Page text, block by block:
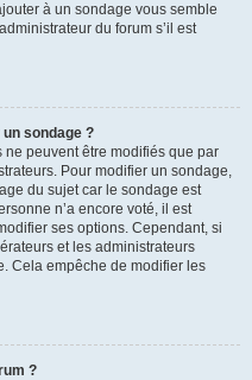
à un sondage vous semble
du forum s’il est
sondage ?
peuvent être modifiés que par
Pour modifier un sondage,
du sujet car le sondage est
n’a encore voté, il est
ses options. Cependant, si
et les administrateurs
Cela empêche de modifier les
?